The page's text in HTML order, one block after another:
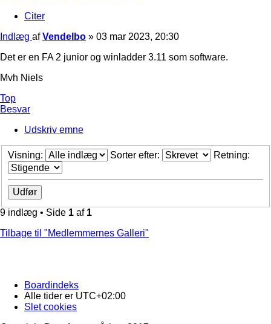
Citer
Indlæg afVendelbo » 03 mar 2023, 20:30
Det er en FA 2 junior og winladder 3.11 som software.
Mvh Niels
Top
Besvar
Udskriv emne
Visning: Sorter efter: Retning:
9 indlæg • Side 1 af 1
Tilbage til "Medlemmernes Galleri"
Boardindeks
Alle tider er UTC+02:00
Slet cookies